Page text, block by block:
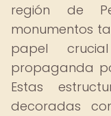
región de
monumentos
papel
propaganda
Estas
decoradas